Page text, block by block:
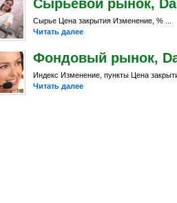
Сырьевой рынок,
Сырье Цена закрытия Изменение, % ...
Читать далее
Фондовый рынок,
Индекс Изменение, пункты Цена
Читать далее